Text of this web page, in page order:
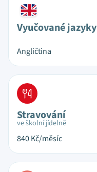
Vyučované jazyky
Angličtina
Stravování
ve školní jídelně
840Kč/měsíc